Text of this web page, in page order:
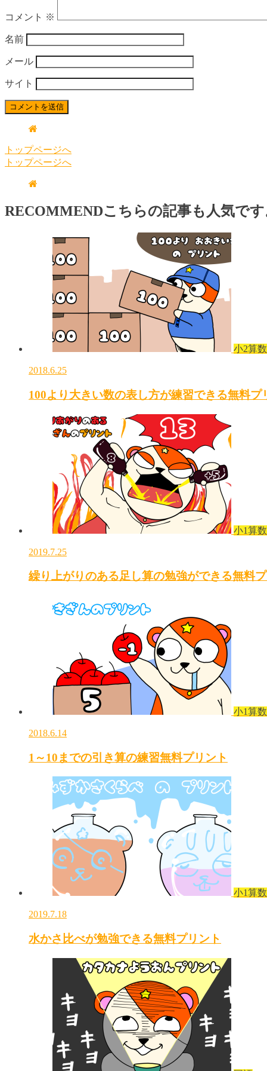
コメント ※
名前
メール
サイト
トップページへ
トップページへ
RECOMMENDこちらの記事も人気で
小2算数
2018.6.25
100より大きい数の表し方が練習できる無料プ
小1算数
2019.7.25
繰り上がりのある足し算の勉強ができる無料
小1算数
2018.6.14
1～10までの引き算の練習無料プリント
小1算数
2019.7.18
水かさ比べが勉強できる無料プリント